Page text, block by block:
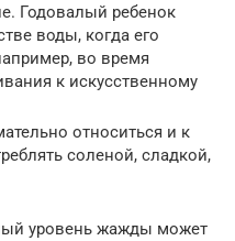
Годовалый ребенок
воды, когда его
во время
к искусственному
относиться и к
соленой, сладкой,
уровень жажды может